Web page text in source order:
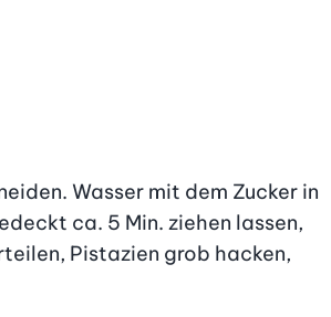
Wasser mit dem Zucker in
ca. 5 Min. ziehen lassen,
Pistazien grob hacken,